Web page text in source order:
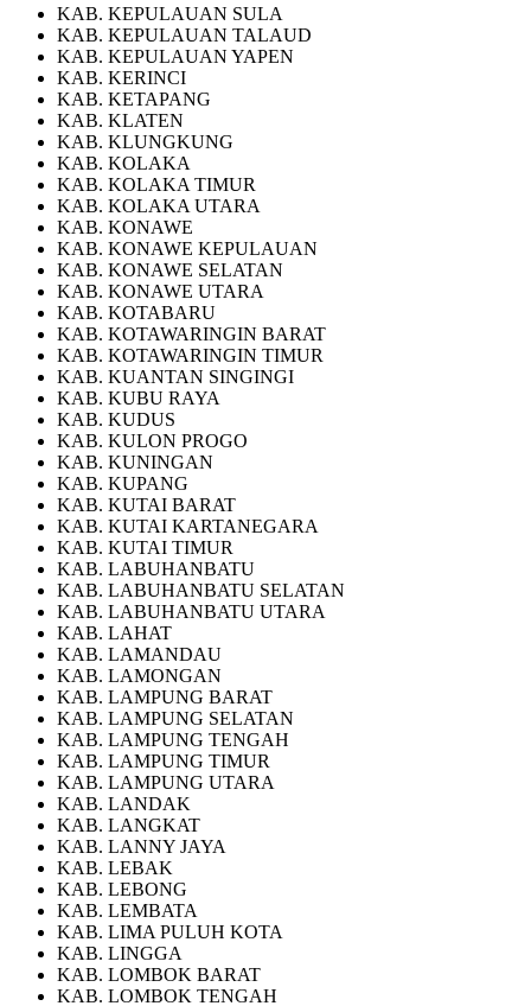
KAB. KEPULAUAN SULA
KAB. KEPULAUAN TALAUD
KAB. KEPULAUAN YAPEN
KAB. KERINCI
KAB. KETAPANG
KAB. KLATEN
KAB. KLUNGKUNG
KAB. KOLAKA
KAB. KOLAKA TIMUR
KAB. KOLAKA UTARA
KAB. KONAWE
KAB. KONAWE KEPULAUAN
KAB. KONAWE SELATAN
KAB. KONAWE UTARA
KAB. KOTABARU
KAB. KOTAWARINGIN BARAT
KAB. KOTAWARINGIN TIMUR
KAB. KUANTAN SINGINGI
KAB. KUBU RAYA
KAB. KUDUS
KAB. KULON PROGO
KAB. KUNINGAN
KAB. KUPANG
KAB. KUTAI BARAT
KAB. KUTAI KARTANEGARA
KAB. KUTAI TIMUR
KAB. LABUHANBATU
KAB. LABUHANBATU SELATAN
KAB. LABUHANBATU UTARA
KAB. LAHAT
KAB. LAMANDAU
KAB. LAMONGAN
KAB. LAMPUNG BARAT
KAB. LAMPUNG SELATAN
KAB. LAMPUNG TENGAH
KAB. LAMPUNG TIMUR
KAB. LAMPUNG UTARA
KAB. LANDAK
KAB. LANGKAT
KAB. LANNY JAYA
KAB. LEBAK
KAB. LEBONG
KAB. LEMBATA
KAB. LIMA PULUH KOTA
KAB. LINGGA
KAB. LOMBOK BARAT
KAB. LOMBOK TENGAH